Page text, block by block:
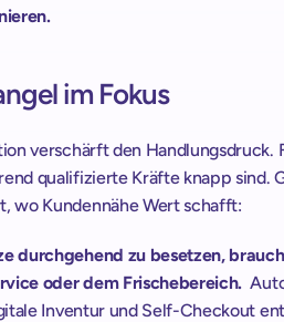
im Fokus
verschärft den Handlungsdruck.
qualifizierte Kräfte knapp sind.
wo Kundennähe Wert schafft:
durchgehend zu besetzen,
oder dem Frischebereich.
Inventur und Self-Checkout